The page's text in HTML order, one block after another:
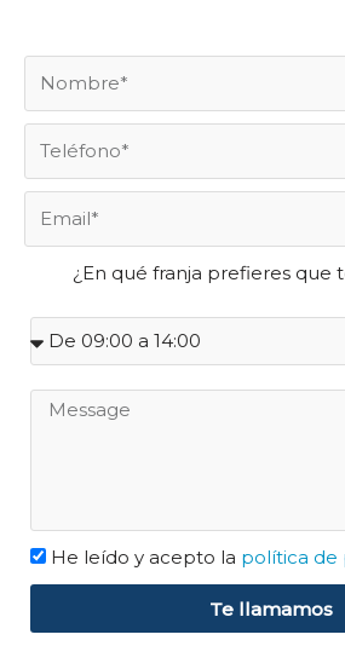
¿En qué franja prefieres que
He leído y acepto la política de
Te llamamos